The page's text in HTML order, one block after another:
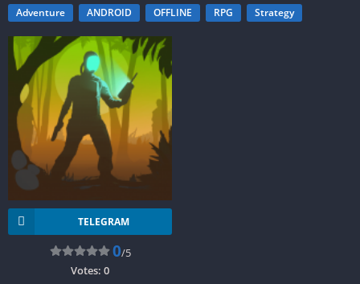
Adventure ANDROID OFFLINE RPG Strategy
TELEGRAM
0/5
Votes: 0